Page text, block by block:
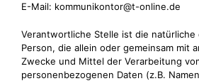
E-Mail: kommunikontor@t-online.de
Verantwortliche Stelle ist die natürliche
Person, die allein oder gemeinsam mit
Zwecke und Mittel der Verarbeitung
personenbezogenen Daten (z.B.